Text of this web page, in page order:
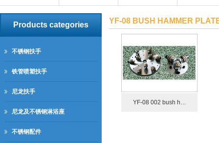
Products categories
不锈钢扶手
铁管喷塑扶手
尼龙扶手
尼龙及不锈钢淋浴座
不锈钢配件
YF-08 BUSH HAMMER
YF-08 002 bush h…